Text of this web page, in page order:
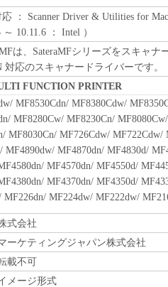
諾、譲渡、販売、頒布、リースも
本ソフトウェア」を使用させること
トウェア」の全部または一部を修
の他リバースエンジニアリング等す
行為をさせてはなりません。
ウェア」に含まれるキヤノンまたは
、除去しもしくは削除してはなり
係る権原および所有権は、その内容
たは関連する外国政府より必要な
の全部または一部を、直接または
： Scanner Driver & Utilities for
10.11.6 ： Intel ）
MFは、SateraMFシリーズをスキャ
対応のスキャナードライバーです。
FUNCTION PRINTER
MF8530Cdn/ MF8380Cdw/
MF8280Cw/ MF8230Cn/
MF8030Cn/ MF726Cdw/ MF722Cdw/
MF4890dw/ MF4870dn/ MF4830d/
MF4570dn/ MF4550d/
MF4370dn/ MF4350d/
MF226dn/ MF224dw/ MF222dw/
式会社
ーケティングジャパン株式会社
載不可
メージ形式